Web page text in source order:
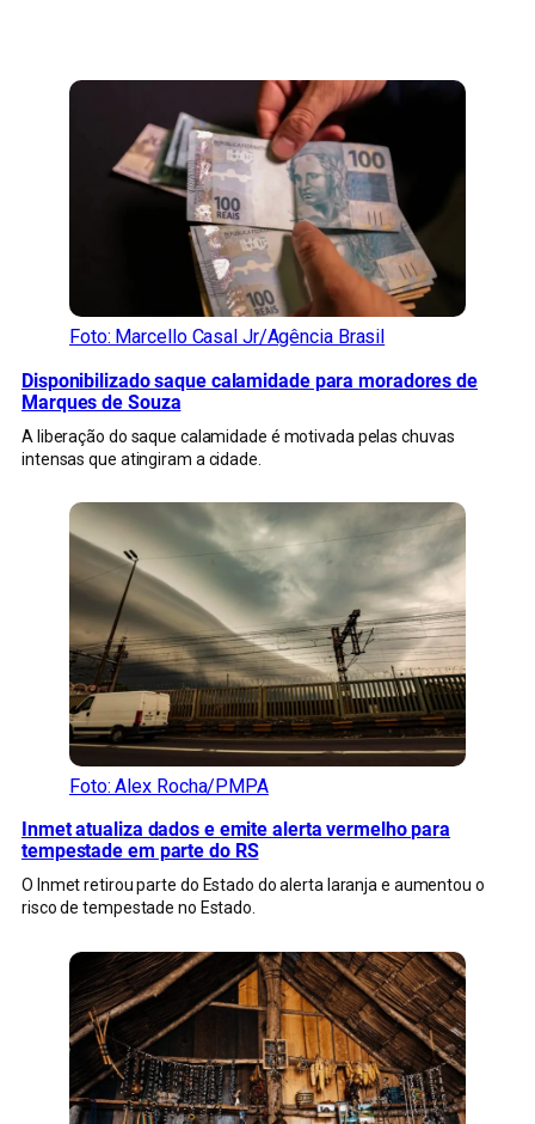
Foto: Marcello Casal Jr/Agência Brasil
Disponibilizado saque calamidade para moradores de
Marques de Souza
A liberação do saque calamidade é motivada pelas chuvas
intensas que atingiram a cidade.
Foto: Alex Rocha/PMPA
Inmet atualiza dados e emite alerta vermelho para
tempestade em parte do RS
O Inmet retirou parte do Estado do alerta laranja e aumentou o
risco de tempestade no Estado.